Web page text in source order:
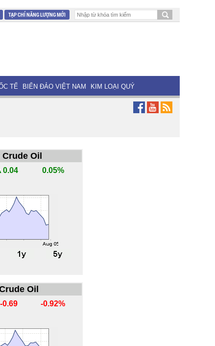
TẠP CHÍ NĂNG LƯỢNG MỚI
TẾ BIỂN ĐẢO VIỆT NAM KIM LOẠI QUÝ
Oil
0.05%
Oil
-0.92%